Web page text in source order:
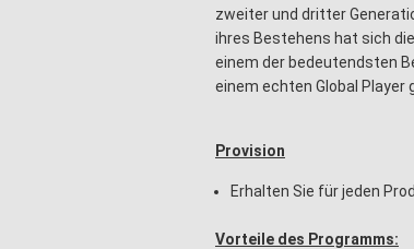
zweiter und dritter
ihres Bestehens hat sich
einem der bedeutendsten
einem echten Global Player
Provision
Erhalten Sie für jeden
Vorteile des Programms: